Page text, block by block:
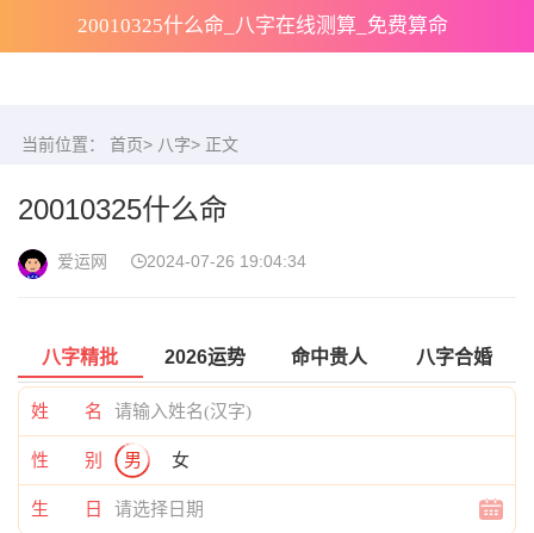
20010325什么命_八字在线测算_免费算命
当前位置： 首页> 八字> 正文
20010325什么命
爱运网 2024-07-26 19:04:34
八字精批 2026运势 命中贵人 八字合婚
姓 名
性 别 男 女
生 日